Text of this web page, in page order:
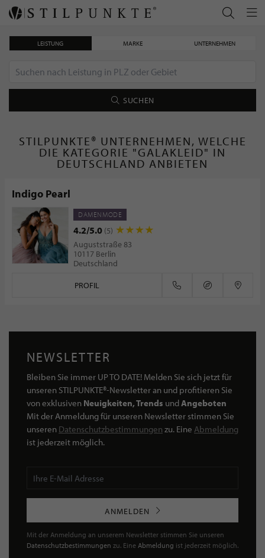
LEISTUNG MARKE UNTERNEHMEN
SUCHEN
STILPUNKTE® UNTERNEHMEN, WELCHE
DIE KATEGORIE "GALAKLEID" IN
DEUTSCHLAND ANBIETEN
Indigo Pearl
DAMENMODE
4.2/5.0 (5)
Auguststraße 83
10117 Berlin
Deutschland
PROFIL
NEWSLETTER
Bleiben Sie immer UP TO DATE! Melden Sie sich jetzt für
unseren STILPUNKTE®-Newsletter an und profitieren Sie
von exklusiven Neuigkeiten, Trends undAngeboten
Mit der Anmeldung für unseren Newsletter stimmen Sie
unseren Datenschutzbestimmungen zu. Eine Abmeldung
ist jederzeit möglich.
ANMELDEN
Mit der Anmeldung an unserem Newsletter stimmen Sie unseren
Datenschutzbestimmungen zu. Eine Abmeldung ist jederzeit möglich.